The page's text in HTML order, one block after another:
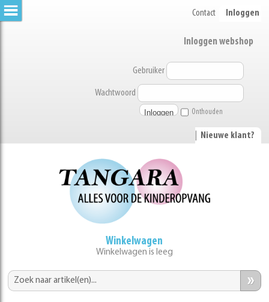
Contact Inloggen
Inloggen webshop
Gebruiker
Wachtwoord
Onthouden
Nieuwe klant?
Winkelwagen
Winkelwagen is leeg
»